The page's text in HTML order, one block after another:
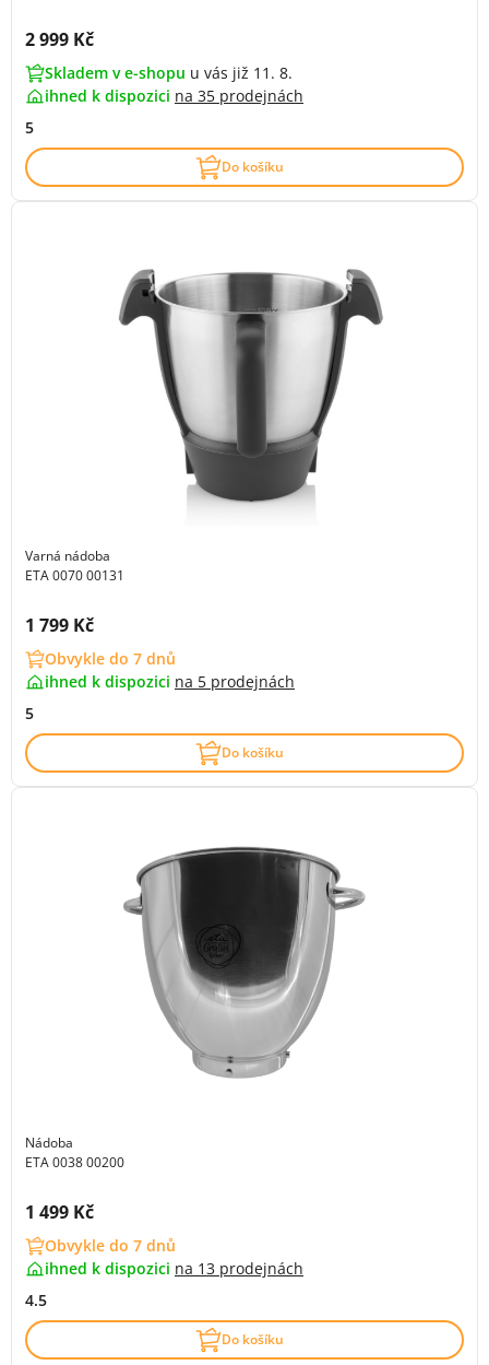
Cena s DPH:
2 999 Kč
Skladem v e-shopu u vás již 11. 8.
ihned k dispozici na 35 prodejnách
5
Do košíku
Varná nádoba
ETA 0070 00131
Cena s DPH:
1 799 Kč
Obvykle do 7 dnů
ihned k dispozici na 5 prodejnách
5
Do košíku
Nádoba
ETA 0038 00200
Cena s DPH:
1 499 Kč
Obvykle do 7 dnů
ihned k dispozici na 13 prodejnách
4.5
Do košíku